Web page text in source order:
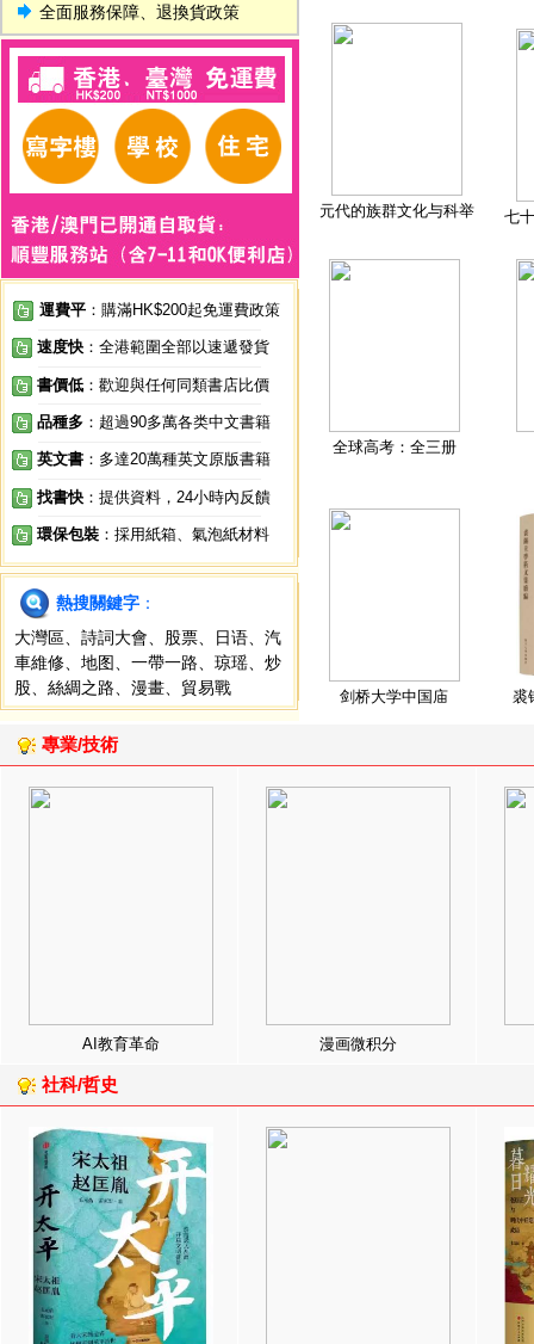
全面服務保障、退換貨政策
運費平 ：購滿HK$200起免運費政策
速度快 ：全港範圍全部以速遞發貨
書價低 ：歡迎與任何同類書店比價
品種多 ：超過90多萬各类中文書籍
英文書 ：多達20萬種英文原版書籍
找書快 ：提供資料，24小時內反饋
環保包裝 ：採用紙箱、氣泡紙材料
熱搜關鍵字 ：
大灣區
詩詞大會 股票 日语
汽
車維修
地图 一帶一路 琼瑶
炒
股
絲綢之路 漫畫 貿易戰
元代的族群文化与科举 七
全球高考：全三册
剑桥大学中国庙 裘
專業/技術
AI教育革命 漫画微积分
社科/哲史